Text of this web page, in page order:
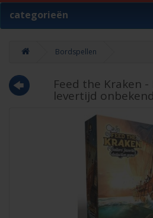
categorieën
Bordspellen
Feed the Kraken -
levertijd